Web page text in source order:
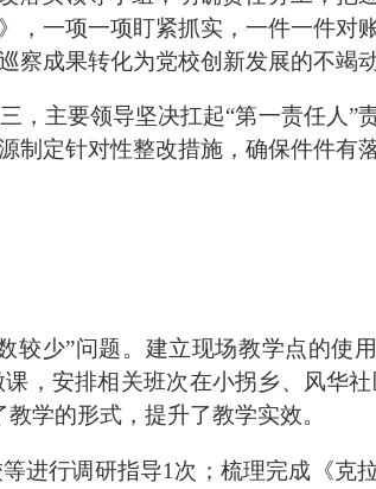
， 一项一项盯紧抓实 ， 一件一件对
成果转化为党校创新发展的不竭动
， 主要领导坚决扛起“第一责任人”
制定针对性整改措施 ， 确保件件有
较少”问题。 建立现场教学点的使
， 安排相关班次在小拐乡、风华
教学的形式，提升了教学实效。
进行调研指导1 次； 梳理完成《克